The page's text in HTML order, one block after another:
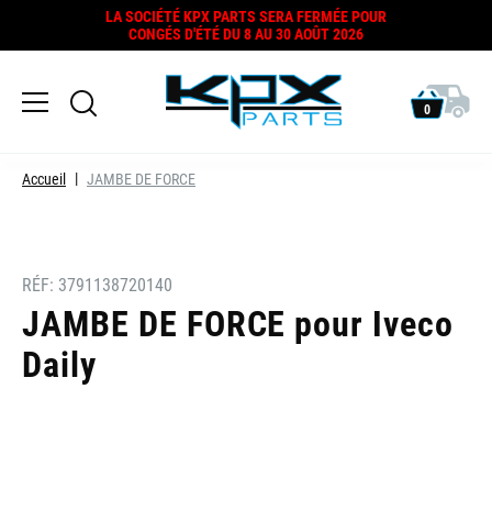
LA SOCIÉTÉ KPX PARTS SERA FERMÉE POUR
CONGÉS D'ÉTÉ DU 8 AU 30 AOÛT 2026
0
Accueil JAMBE DE FORCE
RÉF: 3791138720140
JAMBE DE FORCE pour Iveco
Daily